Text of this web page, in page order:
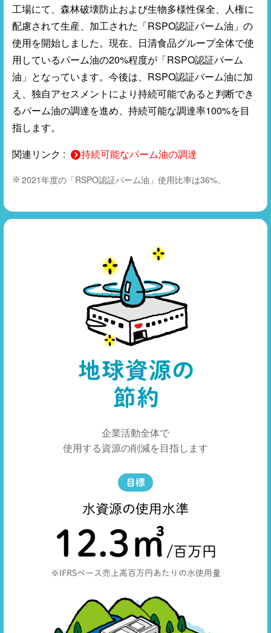
工場にて、森林破壊防止および生物多様性保全、人権に
配慮されて生産、加工された「RSPO認証パーム油」の
使用を開始しました。現在、日清食品グループ全体で使
用しているパーム油の20%程度が「RSPO認証パーム
油」となっています。今後は、RSPO認証パーム油に加
え、独自アセスメントにより持続可能であると判断でき
るパーム油の調達を進め、持続可能な調達率100%を目
指します。
関連リンク :
持続可能なパーム油の調達
※ 2021年度の「RSPO認証パーム油」使用比率は36%。
企業活動全体で
使用する資源の削減を目指します
目標
水資源の使用水準
12.3㎥ /百万円
※IFRSベース売上高百万円あたりの水使用量